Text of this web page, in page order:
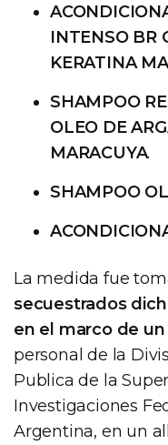
INTENSO BR
KERATINA
SHAMPOO
OLEO DE
MARACUYA.
SHAMPOO
La medida fue
secuestrados
en el marco de
personal de la
Publica de la
Investigaciones
Argentina, en un